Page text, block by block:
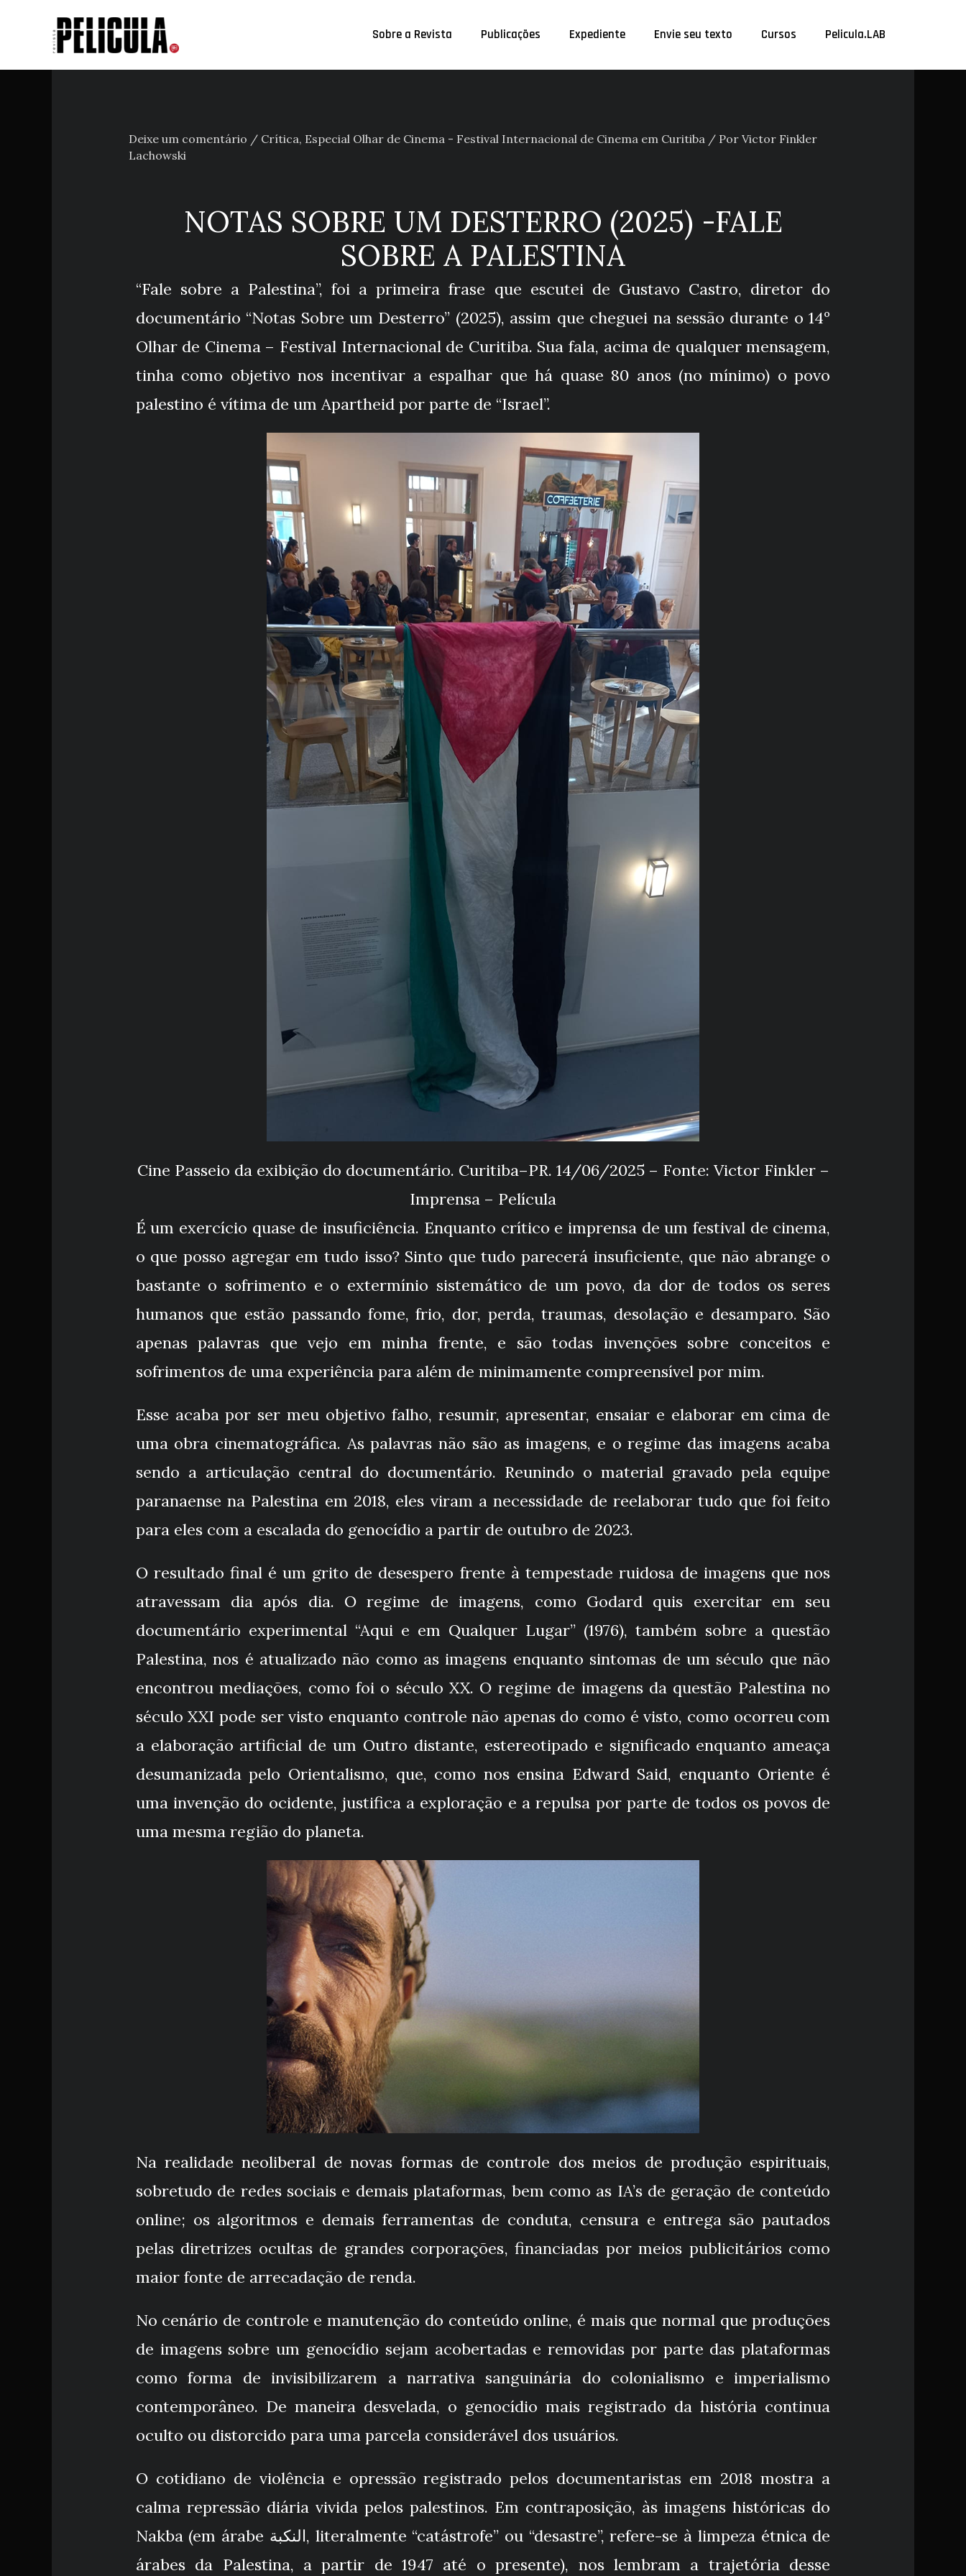
Sobre a Revista Publicações Expediente Envie seu texto Cursos Pelicula.LAB
Deixe um comentário / Crítica, Especial Olhar de Cinema - Festival Internacional de Cinema em Curitiba/ Por Victor Finkler
Lachowski
NOTAS SOBRE UM DESTERRO (2025) -FALE
SOBRE A PALESTINA
“Fale sobre a Palestina”, foi a primeira frase que escutei de Gustavo Castro, diretor do
documentário “Notas Sobre um Desterro” (2025), assim que cheguei na sessão durante o 14º
Olhar de Cinema – Festival Internacional de Curitiba. Sua fala, acima de qualquer mensagem,
tinha como objetivo nos incentivar a espalhar que há quase 80 anos (no mínimo) o povo
palestino é vítima de um Apartheid por parte de “Israel”.
Cine Passeio da exibição do documentário. Curitiba–PR. 14/06/2025 – Fonte: Victor Finkler –
Imprensa – Película
É um exercício quase de insuficiência. Enquanto crítico e imprensa de um festival de cinema,
o que posso agregar em tudo isso? Sinto que tudo parecerá insuficiente, que não abrange o
bastante o sofrimento e o extermínio sistemático de um povo, da dor de todos os seres
humanos que estão passando fome, frio, dor, perda, traumas, desolação e desamparo. São
apenas palavras que vejo em minha frente, e são todas invenções sobre conceitos e
sofrimentos de uma experiência para além de minimamente compreensível por mim.
Esse acaba por ser meu objetivo falho, resumir, apresentar, ensaiar e elaborar em cima de
uma obra cinematográfica. As palavras não são as imagens, e o regime das imagens acaba
sendo a articulação central do documentário. Reunindo o material gravado pela equipe
paranaense na Palestina em 2018, eles viram a necessidade de reelaborar tudo que foi feito
para eles com a escalada do genocídio a partir de outubro de 2023.
O resultado final é um grito de desespero frente à tempestade ruidosa de imagens que nos
atravessam dia após dia. O regime de imagens, como Godard quis exercitar em seu
documentário experimental “Aqui e em Qualquer Lugar” (1976), também sobre a questão
Palestina, nos é atualizado não como as imagens enquanto sintomas de um século que não
encontrou mediações, como foi o século XX. O regime de imagens da questão Palestina no
século XXI pode ser visto enquanto controle não apenas do como é visto, como ocorreu com
a elaboração artificial de um Outro distante, estereotipado e significado enquanto ameaça
desumanizada pelo Orientalismo, que, como nos ensina Edward Said, enquanto Oriente é
uma invenção do ocidente, justifica a exploração e a repulsa por parte de todos os povos de
uma mesma região do planeta.
Na realidade neoliberal de novas formas de controle dos meios de produção espirituais,
sobretudo de redes sociais e demais plataformas, bem como as IA’s de geração de conteúdo
online; os algoritmos e demais ferramentas de conduta, censura e entrega são pautados
pelas diretrizes ocultas de grandes corporações, financiadas por meios publicitários como
maior fonte de arrecadação de renda.
No cenário de controle e manutenção do conteúdo online, é mais que normal que produções
de imagens sobre um genocídio sejam acobertadas e removidas por parte das plataformas
como forma de invisibilizarem a narrativa sanguinária do colonialismo e imperialismo
contemporâneo. De maneira desvelada, o genocídio mais registrado da história continua
oculto ou distorcido para uma parcela considerável dos usuários.
O cotidiano de violência e opressão registrado pelos documentaristas em 2018 mostra a
calma repressão diária vivida pelos palestinos. Em contraposição, às imagens históricas do
Nakba (em árabe النكبة, literalmente “catástrofe” ou “desastre”, refere-se à limpeza étnica de
árabes da Palestina, a partir de 1947 até o presente), nos lembram a trajetória desse